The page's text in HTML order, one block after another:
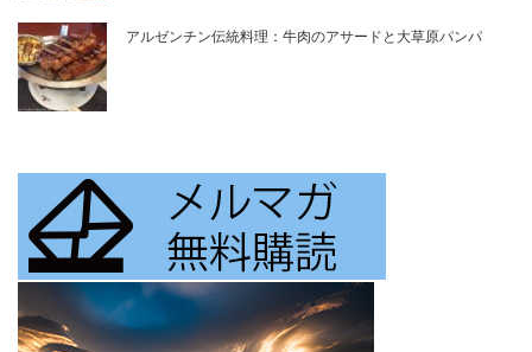
アルゼンチン伝統料理：牛肉のアサードと大草原パンパ